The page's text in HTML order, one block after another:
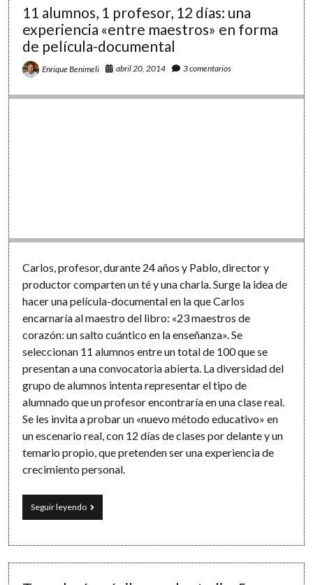
matemáticas
al
mundo
real
11 alumnos, 1 profesor, 12 días: una
experiencia «entre maestros» en forma
de película-documental
Enrique Benimeli abril 20, 2014 3 comentarios
Carlos, profesor, durante 24 años y Pablo, director y
productor comparten un té y una charla. Surge la idea de
hacer una película-documental en la que Carlos
encarnaría al maestro del libro: «23 maestros de
corazón: un salto cuántico en la enseñanza». Se
seleccionan 11 alumnos entre un total de 100 que se
presentan a una convocatoria abierta. La diversidad del
grupo de alumnos intenta representar el tipo de
alumnado que un profesor encontraría en una clase real.
Se les invita a probar un «nuevo método educativo» en
un escenario real, con 12 días de clases por delante y un
temario propio, que pretenden ser una experiencia de
crecimiento personal.
Seguir leyendo11
alumnos,
profesor,
una